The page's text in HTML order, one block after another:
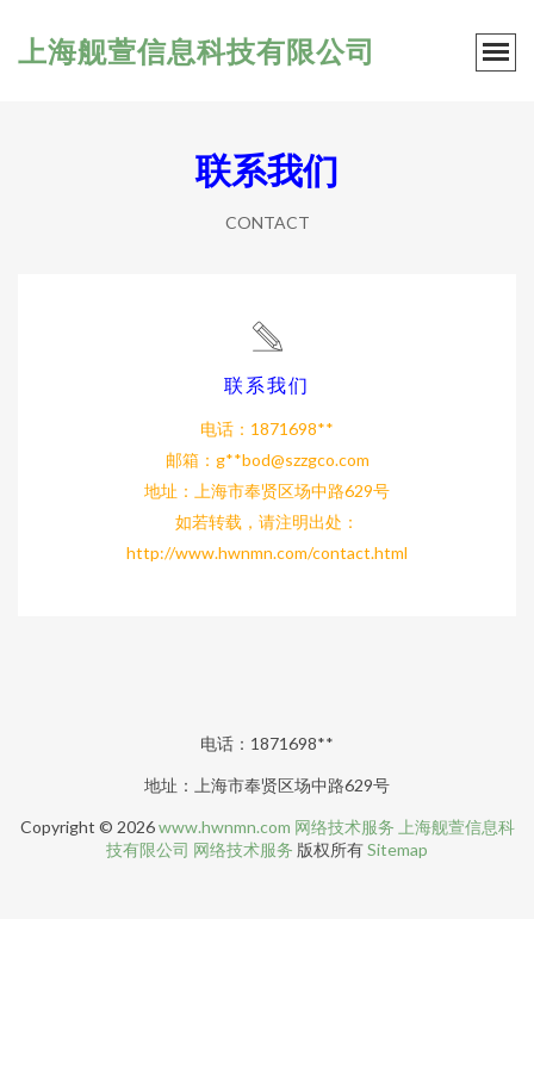
上海舰萱信息科技有限公司
联系我们
CONTACT
联系我们
电话：1871698**
邮箱：g**bod@szzgco.com
地址：上海市奉贤区场中路629号
如若转载，请注明出处：
http://www.hwnmn.com/contact.html
电话：1871698**
地址：上海市奉贤区场中路629号
Copyright © 2026www.hwnmn.com 网络技术服务 上海舰萱信息科
技有限公司 网络技术服务 版权所有Sitemap